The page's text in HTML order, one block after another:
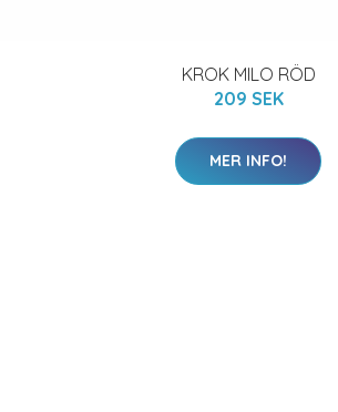
KROK MILO RÖD
209 SEK
MER INFO!